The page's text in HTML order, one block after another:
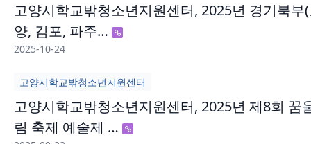
고양시학교밖청소년지원센터, 2025년 경기북부
양, 김포, 파주…
2025-10-24
고양시학교밖청소년지원센터
고양시학교밖청소년지원센터, 2025년 제8회 꿈
림 축제 예술제 …